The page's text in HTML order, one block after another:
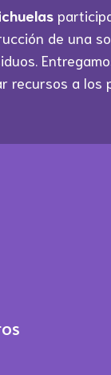
de una
recursos a los